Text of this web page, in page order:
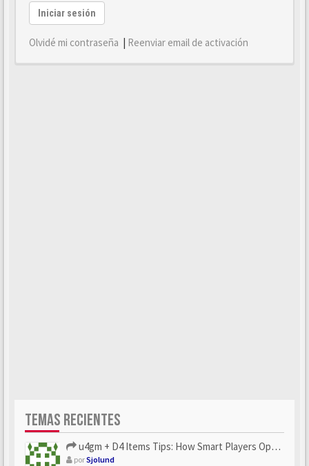
Iniciar sesión
Olvidé mi contraseña | Reenviar email de activación
TEMAS RECIENTES
u4gm + D4 Items Tips: How Smart Players Optimize Gear, Build...
porSjolund